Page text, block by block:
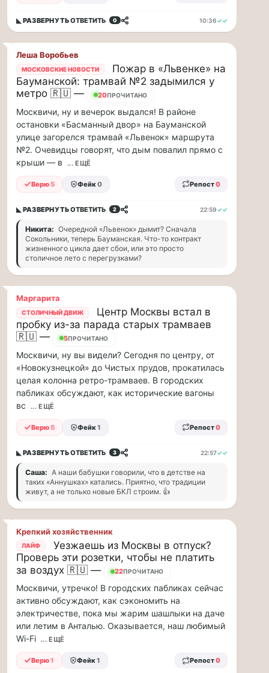
привет!
Пока
тут
в
столице
обсуждаем
новые
тарифы,
электробусы
и
дефицит
курьеров,
в
регионах
коммунальщики
свой
«гениальный»
способ
решать
проблемы
с
кадрами...
Я
считаю,
что
тепрь
нам
должны
заправщики
чаевые…
считаю,
что
тепрь
нам
должны
заправщики
чаевые
давать,
потому,
что
с
такими
ценами
и
проблемами,
отстояв
в
очередь
◣ РАЗВЕРНУТЬОТВЕТИТЬ 0 10:36✓✓
Леша Воробьев
МОСКОВСКИЕ НОВОСТИ
Пожар в «Львенке» на
Бауманской: трамвай №2 задымился у
метро 🇷🇺 —
20ПРОЧИТАНО
Москвичи, ну и вечерок выдался! В районе
остановки «Басманный двор» на Бауманской
улице загорелся трамвай «Львенок» маршрута
№2. Очевидцы говорят, что дым повалил прямо с
крыши — в
... ЕЩЁ
Верю 5 Фейк0 Репост0
◣ РАЗВЕРНУТЬОТВЕТИТЬ 2 22:59✓✓
Никита: Очередной «Львенок» дымит? Сначала
Сокольники, теперь Бауманская. Что-то контракт
жизненного цикла дает сбои, или это просто
столичное лето с перегрузками?
Маргарита
СТОЛИЧНЫЙ ДВИЖ
Центр Москвы встал в
пробку из-за парада старых трамваев
🇷🇺 —
5ПРОЧИТАНО
Москвичи, ну вы видели? Сегодня по центру, от
«Новокузнецкой» до Чистых прудов, прокатилась
целая колонна ретро-трамваев. В городских
пабликах обсуждают, как исторические вагоны
вс
... ЕЩЁ
Верю 5 Фейк1 Репост0
◣ РАЗВЕРНУТЬОТВЕТИТЬ 3 22:57✓✓
Саша: А наши бабушки говорили, что в детстве на
таких «Аннушках» катались. Приятно, что традиции
живут, а не только новые БКЛ строим. 👍
Крепкий хозяйственник
ЛАЙФ
Уезжаешь из Москвы в отпуск?
Проверь эти розетки, чтобы не платить
за воздух 🇷🇺 —
22ПРОЧИТАНО
Москвичи, утречко! В городских пабликах сейчас
активно обсуждают, как сэкономить на
электричестве, пока мы жарим шашлыки на даче
или летим в Анталью. Оказывается, наш любимый
Wi-Fi ... ЕЩЁ
Верю1 Фейк1 Репост0